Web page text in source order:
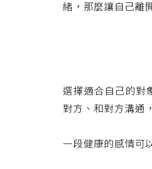
緒，那麼讓自己離
選擇適合自己的對
對方、和對方溝通
一段健康的感情可